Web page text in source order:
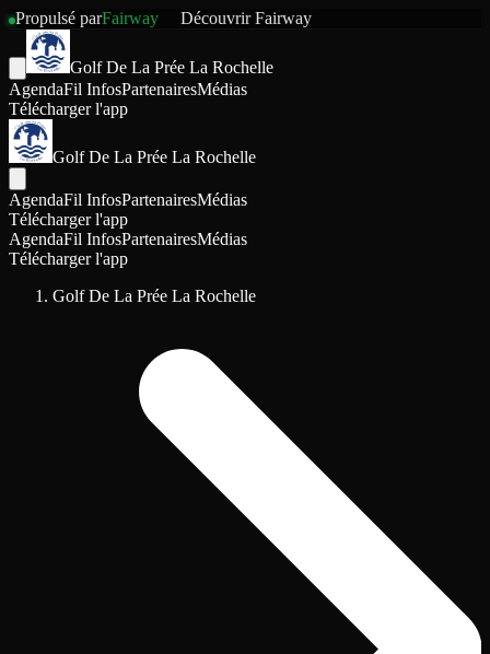
Propulsé parFairway DécouvrirFairway
Golf De La Prée La Rochelle
AgendaFil InfosPartenairesMédias
Télécharger l'app
Golf De La Prée La Rochelle
AgendaFil InfosPartenairesMédias
Télécharger l'app
AgendaFil InfosPartenairesMédias
Télécharger l'app
Golf De La Prée La Rochelle